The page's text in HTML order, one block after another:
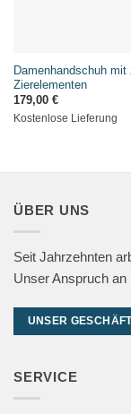
Damenhandschuh mit
Zierelementen
179,00 €
Kostenlose Lieferung
ÜBER UNS
Seit Jahrzehnten
Unser Anspruch an
UNSER
SERVICE